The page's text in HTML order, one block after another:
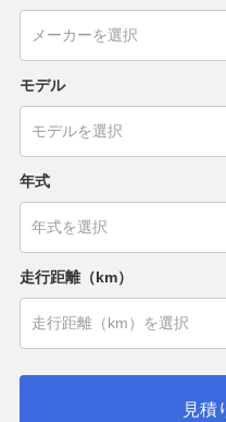
モデル
年式
走行距離（km）
見積